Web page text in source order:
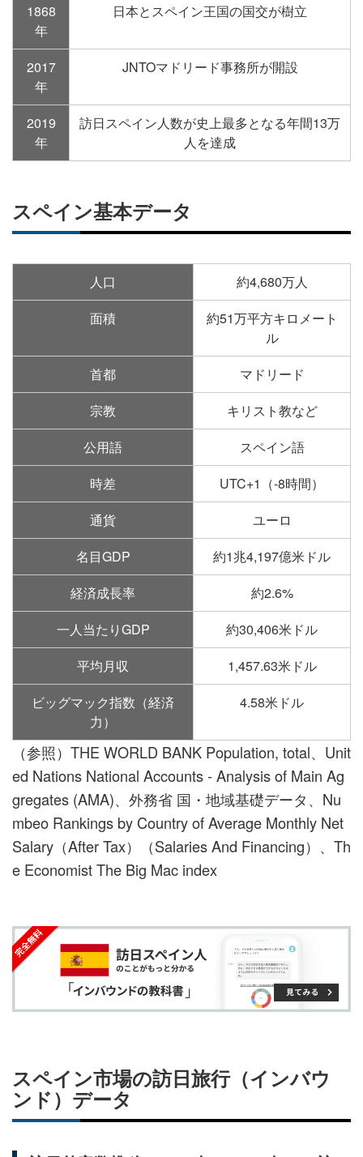
1868
年
日本とスペイン王国の国交が樹立
2017
年
JNTOマドリード事務所が開設
2019
年
訪日スペイン人数が史上最多となる年間13万
人を達成
スペイン基本データ
人口
約4,680万人
面積
約51万平方キロメート
ル
首都
マドリード
宗教
キリスト教など
公用語
スペイン語
時差
UTC+1（-8時間）
通貨
ユーロ
名目GDP
約1兆4,197億米ドル
経済成長率
約2.6%
一人当たりGDP
約30,406米ドル
平均月収
1,457.63米ドル
ビッグマック指数（経済
力）
4.58米ドル
（参照）THE WORLD BANK Population, total、Unit
ed Nations National Accounts - Analysis of Main Ag
gregates (AMA)、外務省 国・地域基礎データ、Nu
mbeo Rankings by Country of Average Monthly Net
Salary（After Tax）（Salaries And Financing）、Th
e Economist The Big Mac index
スペイン市場の訪日旅行（インバウ
ンド）データ